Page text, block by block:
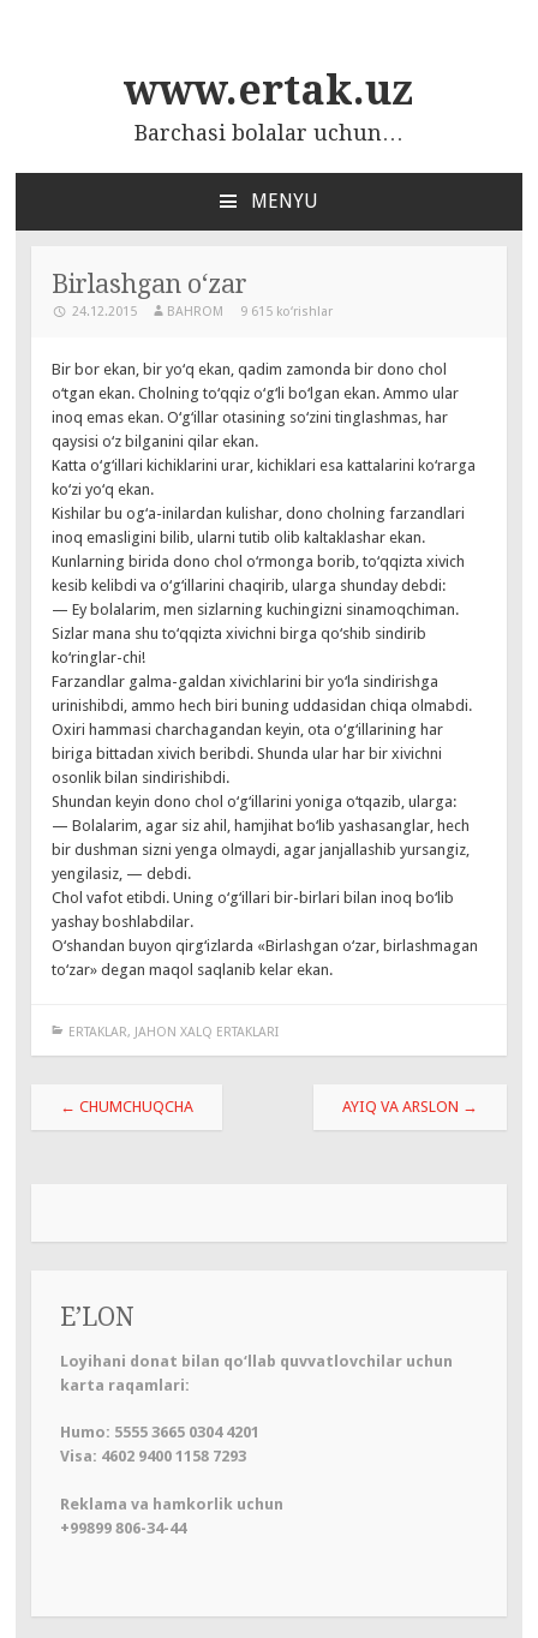
www.ertak.uz
Barchasi bolalar uchun…
MENYU
СОДЕРЖАНИЮ
Birlashgan o‘zar
24.12.2015 BAHROM 9 615 ko‘rishlar
Bir bor ekan, bir yo‘q ekan, qadim zamonda bir dono chol
o‘tgan ekan. Cholning to‘qqiz o‘g‘li bo‘lgan ekan. Ammo ular
inoq emas ekan. O‘g‘illar otasining so‘zini tinglashmas, har
qaysisi o‘z bilganini qilar ekan.
Katta o‘g‘illari kichiklarini urar, kichiklari esa kattalarini ko‘rarga
ko‘zi yo‘q ekan.
Kishilar bu og‘a-inilardan kulishar, dono cholning farzandlari
inoq emasligini bilib, ularni tutib olib kaltaklashar ekan.
Kunlarning birida dono chol o‘rmonga borib, to‘qqizta xivich
kesib kelibdi va o‘g‘illarini chaqirib, ularga shunday debdi:
— Ey bolalarim, men sizlarning kuchingizni sinamoqchiman.
Sizlar mana shu to‘qqizta xivichni birga qo‘shib sindirib
ko‘ringlar-chi!
Farzandlar galma-galdan xivichlarini bir yo‘la sindirishga
urinishibdi, ammo hech biri buning uddasidan chiqa olmabdi.
Oxiri hammasi charchagandan keyin, ota o‘g‘illarining har
biriga bittadan xivich beribdi. Shunda ular har bir xivichni
osonlik bilan sindirishibdi.
Shundan keyin dono chol o‘g‘illarini yoniga o‘tqazib, ularga:
— Bolalarim, agar siz ahil, hamjihat bo‘lib yashasanglar, hech
bir dushman sizni yenga olmaydi, agar janjallashib yursangiz,
yengilasiz, — debdi.
Chol vafot etibdi. Uning o‘g‘illari bir-birlari bilan inoq bo‘lib
yashay boshlabdilar.
O‘shandan buyon qirg‘izlarda «Birlashgan o‘zar, birlashmagan
to‘zar» degan maqol saqlanib kelar ekan.
ERTAKLAR, JAHON XALQ ERTAKLARI
Навигация
по
← CHUMCHUQCHA AYIQ VA ARSLON →
E’LON
Loyihani donat bilan qo‘llab quvvatlovchilar uchun
karta raqamlari:
Humo: 5555 3665 0304 4201
Visa: 4602 9400 1158 7293
Reklama va hamkorlik uchun
+99899 806-34-44